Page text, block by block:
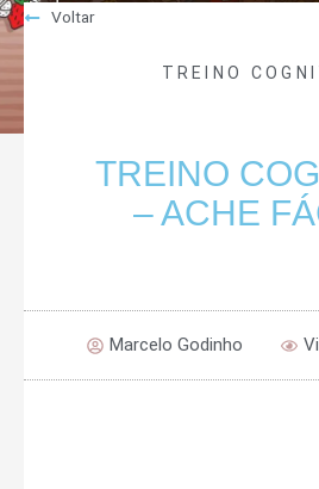
Voltar
TREINO
TREINO
– ACHE
Marcelo Godinho